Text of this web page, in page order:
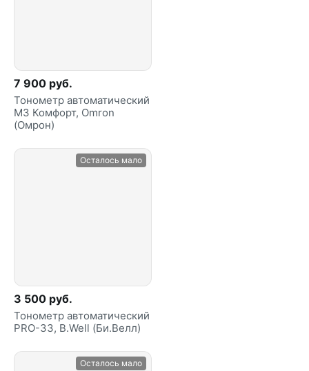
7 900 руб.
Тонометр автоматический
M3 Комфорт, Omron
(Омрон)
Осталось мало
3 500 руб.
Тонометр автоматический
PRO-33, B.Well (Би.Велл)
Осталось мало